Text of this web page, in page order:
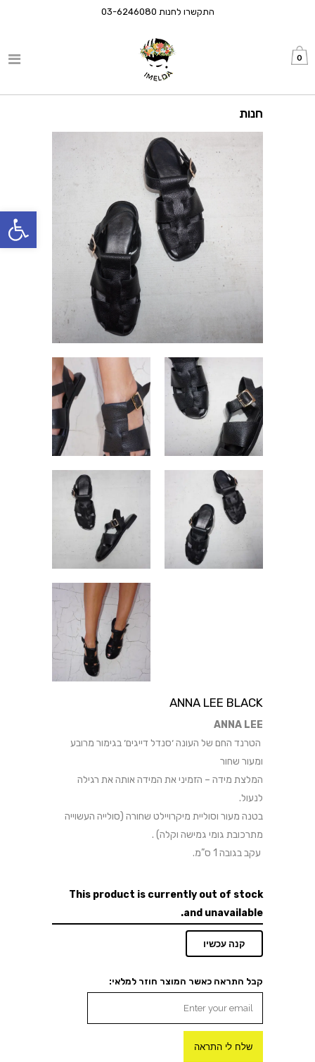
פתח
התקשרו לחנות 03-6246080
0
חנות
ANNA LEE BLACK
ANNA LEE
הטרנד החם של העונה ׳סנדל דייגים׳ בגימור מרובע
ומעור שחור
המלצת מידה – הזמיני את המידה אותה את רגילה
לנעול.
בטנה מעור וסוליית מיקרויילט שחורה (סולייה העשוייה
מתרכובת גומי גמישה וקלה) .
עקב בגובה 1 ס”מ.
This product is currently out of stock
and unavailable.
קנה עכשיו
קבל התראה כאשר המוצר חוזר למלאי:
שלח לי התראה